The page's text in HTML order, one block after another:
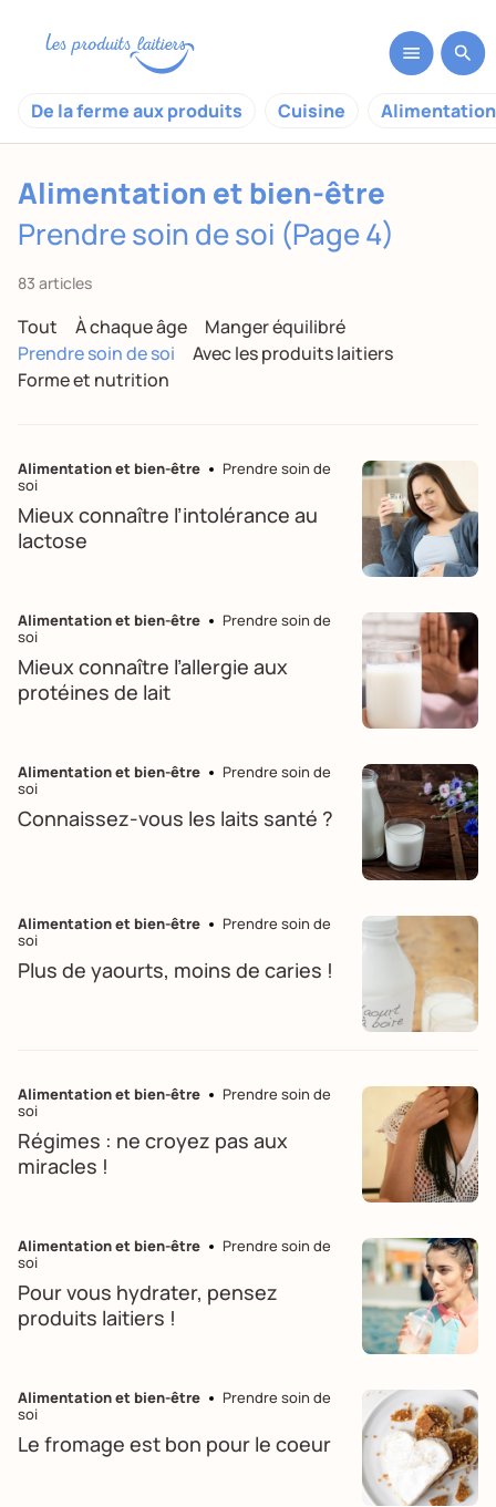
De la ferme aux produits Cuisine
Alimentation et bien-être
Prendre soin de soi (Page 4)
83 articles
Tout À chaque âge
Manger équilibré
Prendre soin de soi
Avec les produits laitiers
Forme et nutrition
Alimentation et bien-être
Prendre soin de
soi
Mieux connaître l’intolérance au
lactose
Alimentation et bien-être
Prendre soin de
soi
Mieux connaître l’allergie aux
protéines de lait
Alimentation et bien-être
Prendre soin de
soi
Connaissez-vous les laits santé ?
Alimentation et bien-être
Prendre soin de
soi
Plus de yaourts, moins de caries !
Alimentation et bien-être
Prendre soin de
soi
Régimes : ne croyez pas aux
miracles !
Alimentation et bien-être
Prendre soin de
soi
Pour vous hydrater, pensez
produits laitiers !
Alimentation et bien-être
Prendre soin de
soi
Le fromage est bon pour le coeur